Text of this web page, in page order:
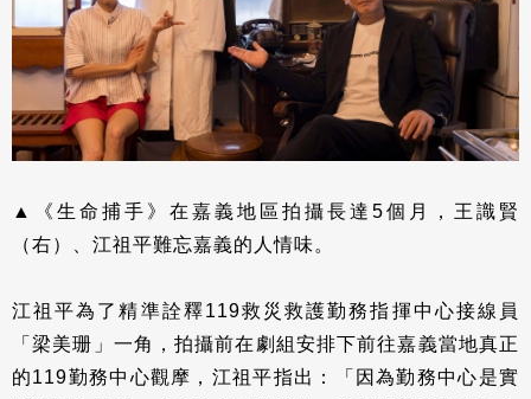
▲《生命捕手》在嘉義地區拍攝長達5個月，王識賢
（右）、江祖平難忘嘉義的人情味。
江祖平為了精準詮釋119救災救護勤務指揮中心接線員
「梁美珊」一角，拍攝前在劇組安排下前往嘉義當地真正
的119勤務中心觀摩，江祖平指出：「因為勤務中心是實